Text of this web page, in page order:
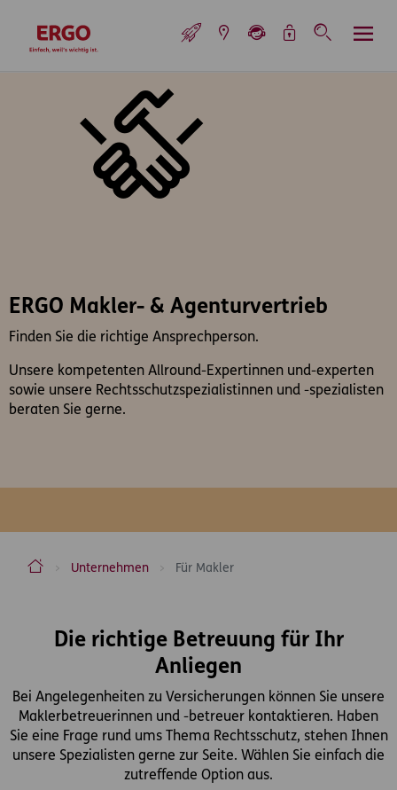
zur Startseite
ERGO Makler- & Agenturvertrieb
Finden Sie die richtige Ansprechperson.
Unsere kompetenten Allround-Expertinnen und-experten
sowie unsere Rechtsschutzspezialistinnen und -spezialisten
beraten Sie gerne.
ERGO Versicherung Aktiengesellschaft
Unternehmen Für Makler
Die richtige Betreuung für Ihr
Anliegen
Bei Angelegenheiten zu Versicherungen können Sie unsere
Maklerbetreuerinnen und -betreuer kontaktieren. Haben
Sie eine Frage rund ums Thema Rechtsschutz, stehen Ihnen
unsere Spezialisten gerne zur Seite. Wählen Sie einfach die
zutreffende Option aus.